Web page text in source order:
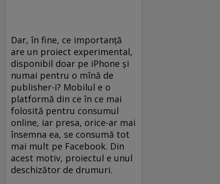
Dar, în fine, ce importanţă
are un proiect experimental,
disponibil doar pe iPhone şi
numai pentru o mînă de
publisher-i? Mobilul e o
platformă din ce în ce mai
folosită pentru consumul
online, iar presa, orice-ar mai
însemna ea, se consumă tot
mai mult pe Facebook. Din
acest motiv, proiectul e unul
deschizător de drumuri.